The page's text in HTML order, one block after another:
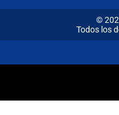
©
Todos los